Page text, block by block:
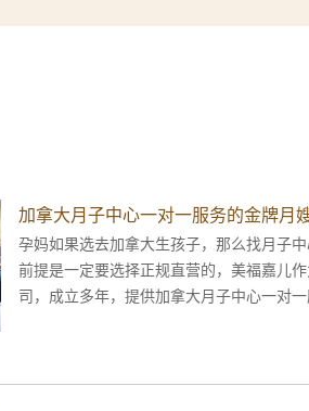
加拿大月子中心一对一服务的金牌月
孕妈如果选去加拿大生孩子，那么找月子
前提是一定要选择正规直营的，美福嘉儿
司，成立多年，提供加拿大月子中心一对